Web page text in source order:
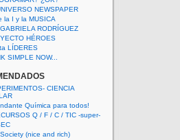
NEWSPAPER
la I y la MUSICA
RODRÍGUEZ
HÉROES
LÍDERES
SIMPLE NOW...
CIENCIA
Química para todos!
Q / F / C / TIC -super-
(nice and rich)